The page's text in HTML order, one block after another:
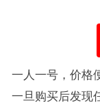
一人一号，价格
一旦购买后发现